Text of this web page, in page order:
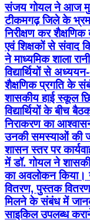
संजय गोयल ने आज
टीकमगढ़ जिले के
निरीक्षण कर शैक्षणिक
एवं शिक्षकों से संवाद
ने माध्यमिक शाला
विद्यार्थियों से
शैक्षणिक प्रगति के
शासकीय हाई स्कूल
विद्यार्थियों के बीच
निराकरण का
उनकी समस्याओं की
शासन स्तर पर
में डॉ. गोयल ने
का अवलोकन किया।
वितरण, पुस्तक
मिलने के संबंध में
साइकिल उपलब्ध